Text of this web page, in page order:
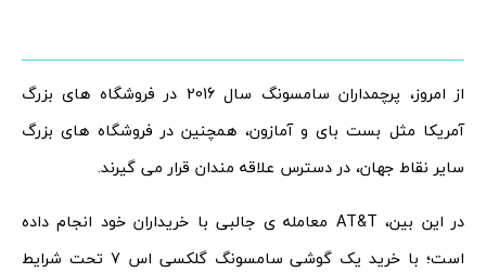
از امروز، پرچمداران سامسونگ سال 2016 در فروشگاه های بزرگ
آمریکا مثل بست بای و آمازون، همچنین در فروشگاه های بزرگ
سایر نقاط جهان، در دسترس علاقه مندان قرار می گیرند.
در این بین، AT&T معامله ی جالبی با خریداران خود انجام داده
است؛ با خرید یک گوشی سامسونگ گلکسی اس 7 تحت شرایط